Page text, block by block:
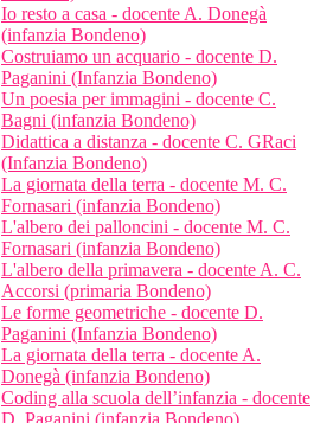
Io resto a casa - docente A. Donegà
(infanzia Bondeno)
Costruiamo un acquario - docente D.
Paganini (Infanzia Bondeno)
Un poesia per immagini - docente C.
Bagni (infanzia Bondeno)
Didattica a distanza - docente C. GRaci
(Infanzia Bondeno)
La giornata della terra - docente M. C.
Fornasari (infanzia Bondeno)
L'albero dei palloncini - docente M. C.
Fornasari (infanzia Bondeno)
L'albero della primavera - docente A. C.
Accorsi (primaria Bondeno)
Le forme geometriche - docente D.
Paganini (Infanzia Bondeno)
La giornata della terra - docente A.
Donegà (infanzia Bondeno)
Coding alla scuola dell’infanzia - docente